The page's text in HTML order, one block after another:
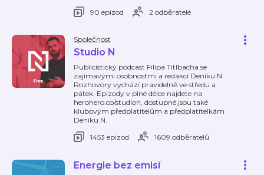
90 epizod
2 odběratelé
Společnost
Studio N
Publicistický podcast Filipa Titlbacha se
zajímavými osobnostmi a redakcí Deníku N.
Rozhovory vychází pravidelně ve středu a
pátek. Epizody v plné délce najdete na
herohero.co/studion, dostupné jsou také
klubovým předplatitelům a předplatitelkám
Deníku N.
1453 epizod
1609 odběratelů
Energie bez emisí